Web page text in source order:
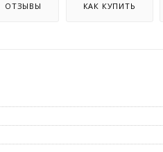
ОТЗЫВЫ КАК КУПИТЬ